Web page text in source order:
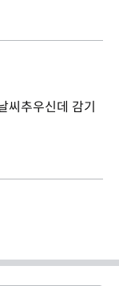
씨추우신데 감기